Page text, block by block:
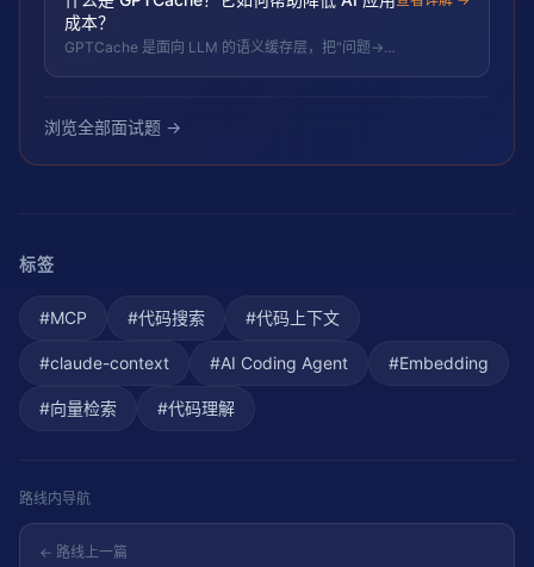
成本？
GPTCache 是面向 LLM 的语义缓存层，把"问题→
浏览全部面试题 →
标签
#MCP #代码搜索 #代码上下文
#claude-context #AI Coding Agent #Embedding
#向量检索 #代码理解
路线内导航
← 路线上一篇